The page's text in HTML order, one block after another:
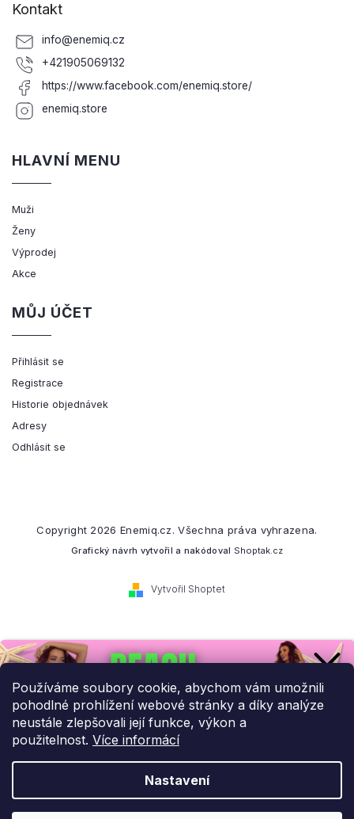
Používáme soubory cookie, abychom vám umožnili
pohodlné prohlížení webové stránky a díky analýze
neustále zlepšovali její funkce, výkon a
použitelnost. Více informácí
Nastavení
Kontakt
info@enemiq.cz
+421905069132
https://www.facebook.com/enemiq.store/
enemiq.store
HLAVNÍ MENU
Muži
Ženy
Výprodej
Akce
MŮJ ÚČET
Přihlásit se
Registrace
Historie objednávek
Adresy
Odhlásit se
Vytvořil Shoptet
Copyright 2026 Enemiq.cz. Všechna práva vyhrazena.
Grafický návrh vytvořil a nakódoval Shoptak.cz
Přihlaste se k našemu
newsletteru.
Budeme vám posílat informace o našich novinkách a slevových
akcích.
UPLATNIT SLEVU!